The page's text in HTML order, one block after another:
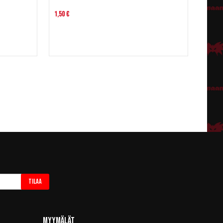
1,50 €
Tilaa
Myymälät